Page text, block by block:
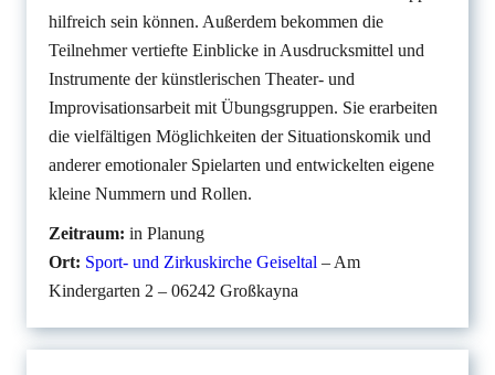
hilfreich sein können. Außerdem bekommen die
Teilnehmer vertiefte Einblicke in Ausdrucksmittel und
Instrumente der künstlerischen Theater- und
Improvisationsarbeit mit Übungsgruppen. Sie erarbeiten
die vielfältigen Möglichkeiten der Situationskomik und
anderer emotionaler Spielarten und entwickelten eigene
kleine Nummern und Rollen.
Zeitraum: in Planung
Ort: Sport- und Zirkuskirche Geiseltal – Am
Kindergarten 2 – 06242 Großkayna